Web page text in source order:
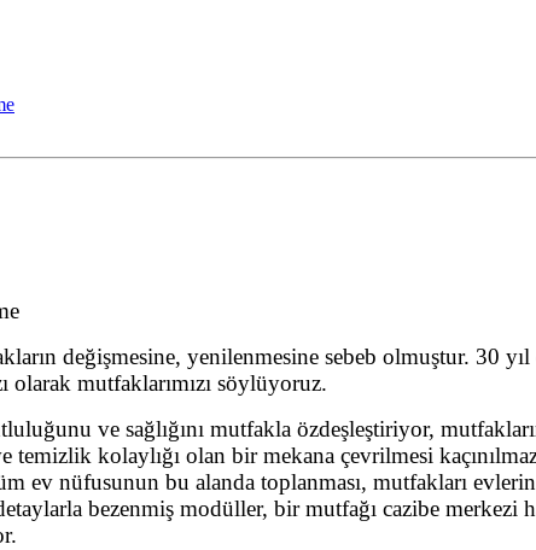
değişmesine, yenilenmesine sebeb olmuştur. 30
mutfaklarımızı söylüyoruz.
ve sağlığını mutfakla özdeşleştiriyor,
temizlik kolaylığı olan bir mekana çevrilmesi
ev nüfusunun bu alanda toplanması, mutfakları
bezenmiş modüller, bir mutfağı cazibe